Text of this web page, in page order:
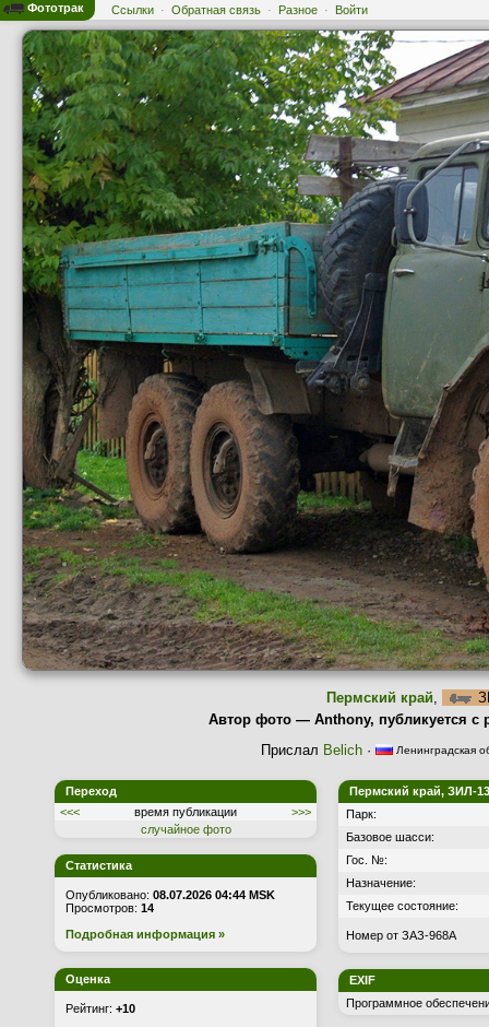
Фототрак Ссылки · Обратная связь · Разное · Войти
Пермский край,
Автор фото — Anthony, публикуется с
Прислал Belich· Ленинградская
Переход
<<<
время публикации
>>>
случайное фото
Статистика
Опубликовано: 08.07.2026 04:44 MSK
Просмотров: 14
Подробная информация »
Оценка
Рейтинг: +10
Пермский край, ЗИЛ-
Парк:
Базовое шасси:
Гос. №:
Назначение:
Текущее состояние:
Номер от ЗАЗ-968А
EXIF
Программное